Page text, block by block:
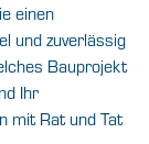
einen
und zuverlässig
Bauprojekt
Ihr
mit Rat und Tat